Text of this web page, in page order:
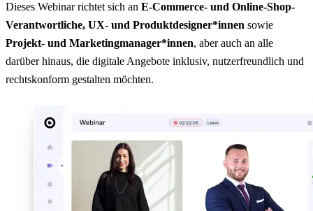
Dieses Webinar richtet sich an E-Commerce- und Online-Shop-
Verantwortliche, UX- und Produktdesigner*innen sowie
Projekt- und Marketingmanager*innen, aber auch an alle
darüber hinaus, die digitale Angebote inklusiv, nutzerfreundlich und
rechtskonform gestalten möchten.